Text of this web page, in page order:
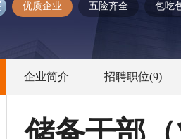
优质企业 五险齐全 包吃
企业简介 招聘职位(9)
储备干部